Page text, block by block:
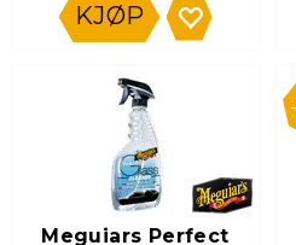
KJØP
Meguiars Perfect